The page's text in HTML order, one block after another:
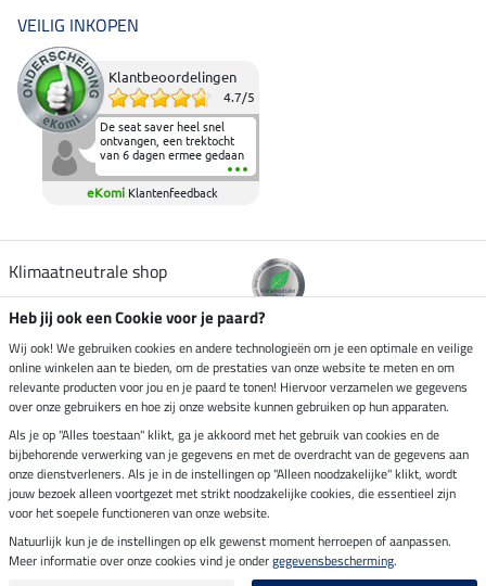
VEILIG INKOPEN
Klantbeoordelingen
4.7/5
De seat saver heel snel
ontvangen, een trektocht
van 6 dagen ermee gedaan
en deze heeft de beproeving
fantastisch doorstaan.
Heerlijk zacht om op te
elkaar in het zadel.
eKomi Klantenfeedback
Klimaatneutrale shop
Verzending per
Veilig betalen met
Impressum
Laatste update op 07.08.2026 om 07:03 uur
Heb jij ook een Cookie voor je paard?
Wij ook! We gebruiken cookies en andere technologieën om je een optimale en veilige
online winkelen aan te bieden, om de prestaties van onze website te meten en om
relevante producten voor jou en je paard te tonen! Hiervoor verzamelen we gegevens
over onze gebruikers en hoe zij onze website kunnen gebruiken op hun apparaten.
Als je op "Alles toestaan" klikt, ga je akkoord met het gebruik van cookies en de
bijbehorende verwerking van je gegevens en met de overdracht van de gegevens aan
onze dienstverleners. Als je in de instellingen op "Alleen noodzakelijke" klikt, wordt
jouw bezoek alleen voortgezet met strikt noodzakelijke cookies, die essentieel zijn
voor het soepele functioneren van onze website.
Natuurlijk kun je de instellingen op elk gewenst moment herroepen of aanpassen.
Meer informatie over onze cookies vind je ondergegevensbescherming.